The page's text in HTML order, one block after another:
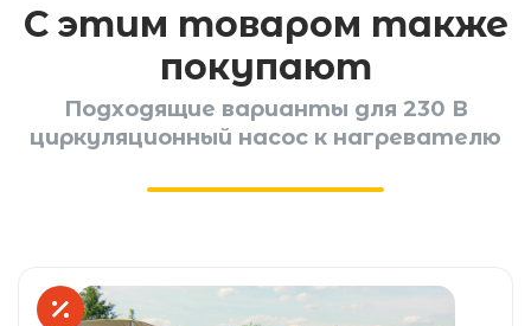
С этим товаром также
покупают
Подходящие варианты для 230 В
циркуляционный насос к нагревателю